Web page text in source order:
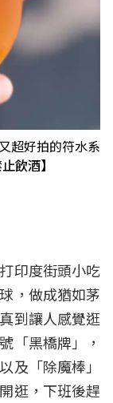
超好拍的符水系
飲酒】
印度街頭小吃
，做成猶如茅
到讓人感覺逛
「黑橋牌」，
及「除魔棒」
逛，下班後趕